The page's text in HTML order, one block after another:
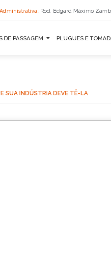
Rod. Edgard Máximo
DE PASSAGEM PLUGUES E
SUA INDÚSTRIA DEVE TÊ-LA